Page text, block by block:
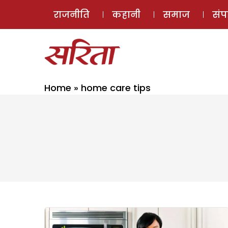
राजनीति कहानी समाज
Home » home care tips